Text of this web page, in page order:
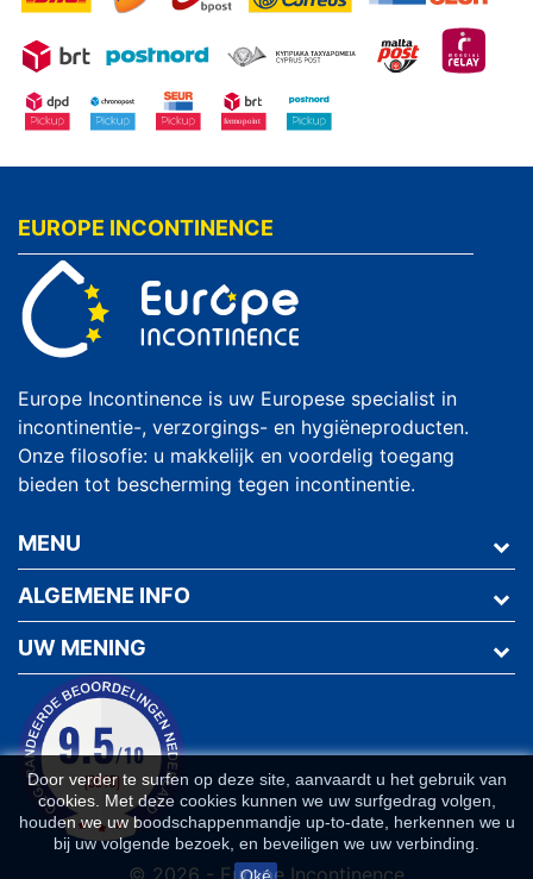
EUROPE INCONTINENCE
Europe Incontinence is uw Europese specialist in
incontinentie-, verzorgings- en hygiëneproducten.
Onze filosofie: u makkelijk en voordelig toegang
bieden tot bescherming tegen incontinentie.
MENU
ALGEMENE INFO
Door verder te surfen op deze site, aanvaardt u het gebruik van
cookies. Met deze cookies kunnen we uw surfgedrag volgen,
houden we uw boodschappenmandje up-to-date, herkennen we u
bij uw volgende bezoek, en beveiligen we uw verbinding.
UW MENING
© 2026 - Europe Incontinence